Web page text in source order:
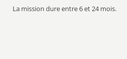
La mission dure entre 6 et 24 mois.